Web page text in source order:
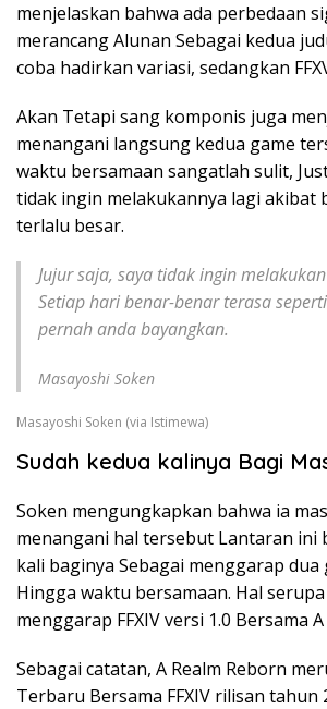
menjelaskan bahwa ada perbedaan
merancang Alunan Sebagai kedua
coba hadirkan variasi, sedangkan
Akan Tetapi sang komponis juga
menangani langsung kedua game
waktu bersamaan sangatlah sulit,
tidak ingin melakukannya lagi akibat
terlalu besar.
Jujur saja, saya tidak ingin
Setiap hari benar-benar terasa
pernah anda bayangkan.
Masayoshi Soken
Masayoshi Soken (via Istimewa)
Sudah kedua kalinya Bagi
Soken mengungkapkan bahwa ia
menangani hal tersebut Lantaran ini
kali baginya Sebagai menggarap dua
Hingga waktu bersamaan. Hal
menggarap FFXIV versi 1.0 Bersama
Sebagai catatan, A Realm Reborn
Terbaru Bersama FFXIV rilisan tahun